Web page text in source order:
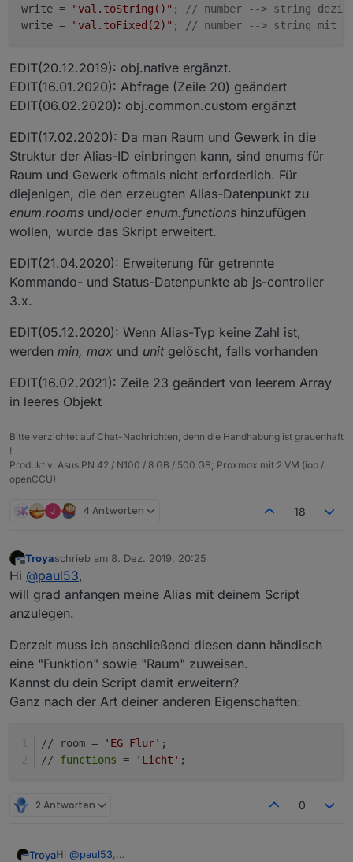
// raum = 'EG_Flur' ; // Groß-/Kleinschreibung in der
// gewerk =
'Licht'; // Groß-/Kleinschreibung in der
function
createAlias (idDst, idSrc, idRd)
if(existsState(idDst)) log(idDst + ' schon
else {
      obj.
type = 'state';
      obj.common = getObject(idSrc).common;
      obj.common.alias = {};
if
(idRd) {
          obj.common.alias.id = {};
          obj.common.alias.id.
= idRd;
          obj.common.alias.id.
write
          obj.common.
read true
      }
obj.common.alias.id = idSrc;
if(typeAlias) obj.common.type = typeAlias;
if(nameAlias) obj.common.name = nameAlias;
if(role) obj.common.role = role;
if(obj.common.type == 'number' ) {
if(min
if(unit) obj.common.unit = unit;
if(obj.common.min !== undefined) delete
      }
if
(custom && obj.common.custom)
      obj.native = {};
      setObject(idDst, obj,
if(idRd) setState(idRd,
if(raum && existsObject('enum.rooms.' +
         let obj = getObject(
'enum.rooms.'
         obj.common.members.push(idDst);
         setObject(
'enum.rooms.' + raum, obj);
         let obj = getObject(
         obj.common.members.push(idDst);
      }
write = "val.toString()" ; // number --> string
write = "val.toFixed(2)" ; // number --> string mit 2
EDIT(20.12.2019): obj.native ergänzt.
EDIT(16.01.2020): Abfrage (Zeile 20) geändert
EDIT(06.02.2020): obj.common.custom ergänzt
EDIT(17.02.2020): Da man Raum und Gewerk in die
Struktur der Alias-ID einbringen kann, sind enums für
Raum und Gewerk oftmals nicht erforderlich. Für
diejenigen, die den erzeugten Alias-Datenpunkt zu
enum.rooms und/oder enum.functions hinzufügen
wollen, wurde das Skript erweitert.
EDIT(21.04.2020): Erweiterung für getrennte
Kommando- und Status-Datenpunkte ab js-controller
3.x.
EDIT(05.12.2020): Wenn Alias-Typ keine Zahl ist,
werden min, max und unitgelöscht, falls vorhanden
EDIT(16.02.2021): Zeile 23 geändert von leerem Array
in leeres Objekt
Bitte verzichtet auf Chat-Nachrichten, denn die Handhabung ist grauenhaft
!
Produktiv: Asus PN 42 / N100 / 8 GB / 500 GB; Proxmox mit 2 VM (iob /
openCCU)
4 Antworten 18
Offline
Troyaschrieb am 8. Dez. 2019, 20:25
zuletzt editiert von
Hi @paul53,
will grad anfangen meine Alias mit deinem Script
anzulegen.
Derzeit muss ich anschließend diesen dann händisch
eine "Funktion" sowie "Raum" zuweisen.
Kannst du dein Script damit erweitern?
Ganz nach der Art deiner anderen Eigenschaften:
// room = 'EG_Flur' ;
// functions = 'Licht' ;
2 Antworten 0
TroyaHi @paul53,